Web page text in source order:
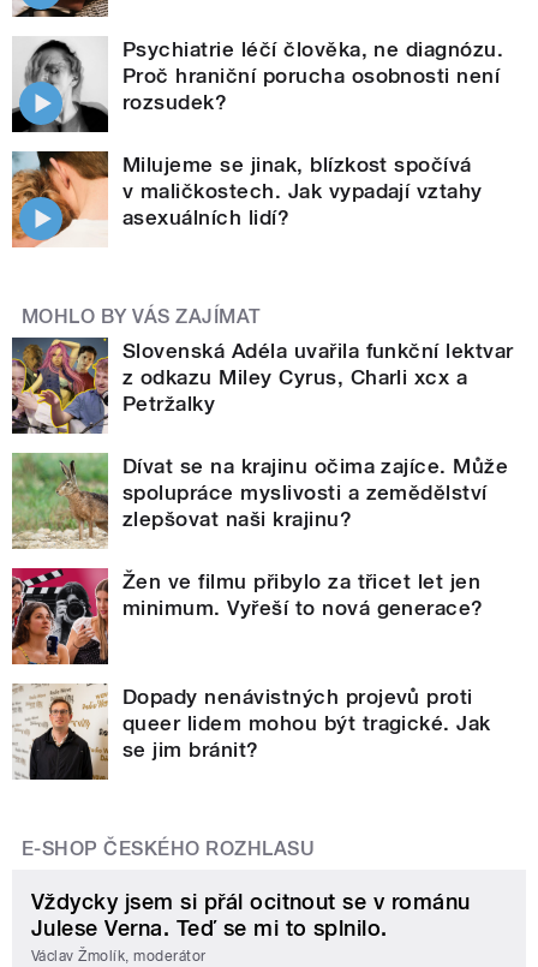
Psychiatrie léčí člověka, ne diagnózu.
Proč hraniční porucha osobnosti není
rozsudek?
Milujeme se jinak, blízkost spočívá
v maličkostech. Jak vypadají vztahy
asexuálních lidí?
MOHLO BY VÁS ZAJÍMAT
Slovenská Adéla uvařila funkční lektvar
z odkazu Miley Cyrus, Charli xcx a
Petržalky
Dívat se na krajinu očima zajíce. Může
spolupráce myslivosti a zemědělství
zlepšovat naši krajinu?
Žen ve filmu přibylo za třicet let jen
minimum. Vyřeší to nová generace?
Dopady nenávistných projevů proti
queer lidem mohou být tragické. Jak
se jim bránit?
E-SHOP ČESKÉHO ROZHLASU
Vždycky jsem si přál ocitnout se v románu
Julese Verna. Teď se mi to splnilo.
Václav Žmolík, moderátor